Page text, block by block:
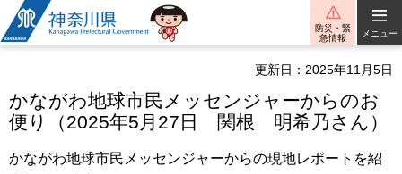
神奈川県
防災・緊
急情報
メニュー
更新日：2025年11月5日
かながわ地球市民メッセンジャーからのお
便り（2025年5月27日 関根 明希乃さん）
かながわ地球市民メッセンジャーからの現地レポートを紹